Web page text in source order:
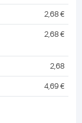
2,68 €
2,68 €
2,68
4,69 €